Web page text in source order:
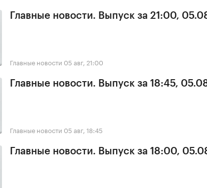
Главные новости. Выпуск за 21:00,
Главные новости 05 авг, 21:00
Главные новости. Выпуск за 18:45,
Главные новости 05 авг, 18:45
Главные новости. Выпуск за 18:00,